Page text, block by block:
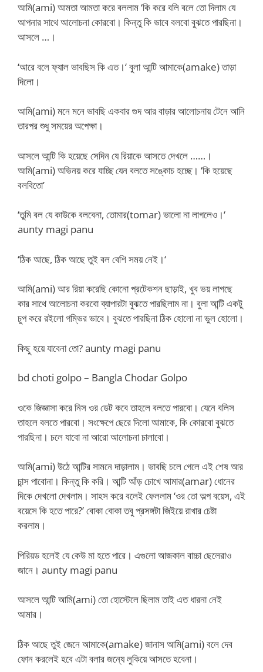
আমি(ami) আমতা আমতা করে বললাম ‘কি করে বলি বলে তো দিলাম যে
আপনার সাথে আলোচনা কোরবো। কিন্তু কি ভাবে বলবো বুঝতে পারছিনা।
আসলে …।
‘আরে বলে ফ্যাল ভাবছিস কি এত।‘ বুলা আন্টি আমাকে(amake) তাড়া
দিলো।
আমি(ami) মনে মনে ভাবছি একবার গুদ আর বাড়ার আলোচনায় টেনে আনি
তারপর শুধু সময়ের অপেক্ষা।
আসলে আন্টি কি হয়েছে সেদিন যে রিয়াকে আসতে দেখলে ……।
আমি(ami) অভিনয় করে যাচ্ছি যেন বলতে সঙ্কোচ হচ্ছে। ‘কি হয়েছে
বলবিতো’
‘তুমি বল যে কাউকে বলবেনা, তোমার(tomar) ভালো না লাগলেও।‘
aunty magi panu
‘ঠিক আছে, ঠিক আছে তুই বল বেশি সময় নেই।‘
আমি(ami) আর রিয়া করেছি কোনো প্রটেকশন ছাড়াই, খুব ভয় লাগছে
কার সাথে আলোচনা করবো ব্যাপারটা বুঝতে পারছিলাম না। বুলা আন্টি একটু
চুপ করে রইলো গম্ভির ভাবে। বুঝতে পারছিনা ঠিক হোলো না ভুল হোলো।
কিছু হয়ে যাবেনা তো? aunty magi panu
bd choti golpo – Bangla Chodar Golpo
ওকে জিজ্ঞাসা করে নিস ওর ডেট কবে তাহলে বলতে পারবো। যেনে বলিস
তাহলে বলতে পারবো। সংক্ষেপে ছেরে দিলো আমাকে, কি কোরবো বুঝতে
পারছিনা। চলে যাবো না আরো আলোচনা চালাবো।
আমি(ami) উঠে আন্টির সামনে দাড়ালাম। ভাবছি চলে গেলে এই শেষ আর
চান্স পাবোনা। কিন্তু কি করি। আন্টি আঁড় চোখে আমার(amar) ধোনের
দিকে দেখলো দেখলাম। সাহস করে বলেই ফেললাম ‘ওর তো অল্প বয়েস, এই
বয়েসে কি হতে পারে?’ বোকা বোকা তবু প্রসঙ্গটা জিইয়ে রাখার চেষ্টা
করলাম।
পিরিয়ড হলেই যে কেউ মা হতে পারে। এগুলো আজকাল বাচ্চা ছেলেরাও
জানে। aunty magi panu
আসলে আন্টি আমি(ami) তো হোস্টেলে ছিলাম তাই এত ধারনা নেই
আমার।
ঠিক আছে তুই জেনে আমাকে(amake) জানাস আমি(ami) বলে দেব
ফোন করলেই হবে এটা বলার জন্যে লুকিয়ে আসতে হবেনা।